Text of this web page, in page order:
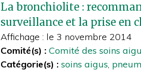
La bronchiolite :
surveillance et la prise en
Affichage : le 3 novembre 2014
Comité(s) : Comité des soins
Catégorie(s) : soins aigus,